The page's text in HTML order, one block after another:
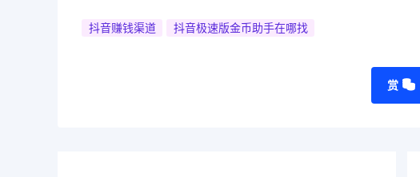
抖音赚钱渠道 抖音极速版金币助手在哪找
赏